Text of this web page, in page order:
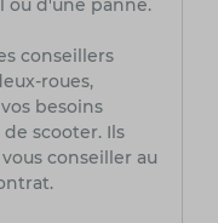
ou d'une panne.
conseillers
roues,
besoins
scooter. Ils
conseiller au